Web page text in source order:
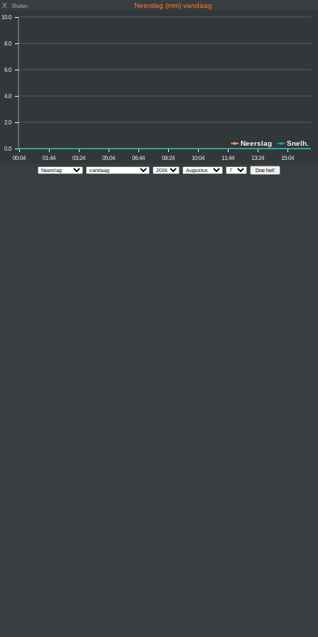
X Sluiten Neerslag (mm) vandaag